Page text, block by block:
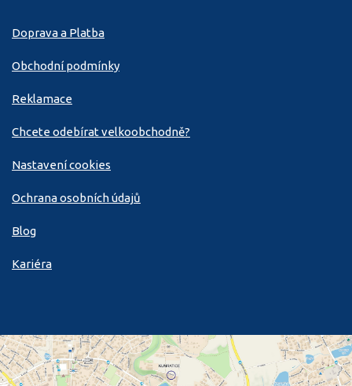
Doprava a Platba
Obchodní podmínky
Reklamace
Chcete odebírat velkoobchodně?
Nastavení cookies
Ochrana osobních údajů
Blog
Kariéra